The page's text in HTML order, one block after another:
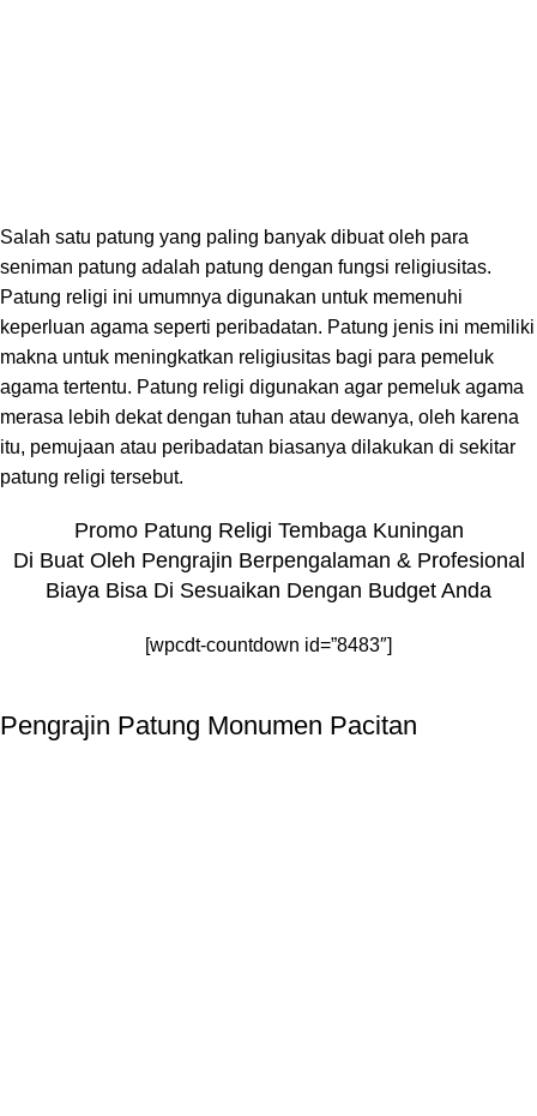
Salah satu patung yang paling banyak dibuat oleh para
seniman patung adalah patung dengan fungsi religiusitas.
Patung religi ini umumnya digunakan untuk memenuhi
keperluan agama seperti peribadatan. Patung jenis ini memiliki
makna untuk meningkatkan religiusitas bagi para pemeluk
agama tertentu. Patung religi digunakan agar pemeluk agama
merasa lebih dekat dengan tuhan atau dewanya, oleh karena
itu, pemujaan atau peribadatan biasanya dilakukan di sekitar
patung religi tersebut.
Promo Patung Religi Tembaga Kuningan
Di Buat Oleh Pengrajin Berpengalaman & Profesional
Biaya Bisa Di Sesuaikan Dengan Budget Anda
[wpcdt-countdown id=”8483″]
Pengrajin Patung Monumen Pacitan